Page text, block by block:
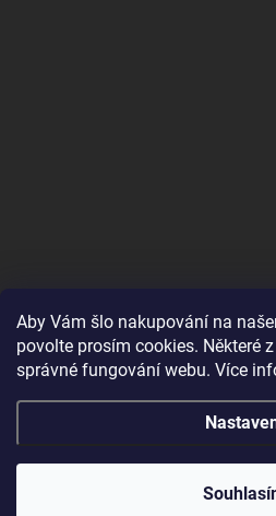
Aby Vám šlo nakupování na
povolte prosím cookies. Některé
správné fungování webu. Více
MujMiBand.cz .